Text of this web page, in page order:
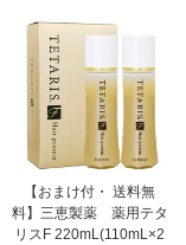
【おまけ付・ 送料無
料】三恵製薬 薬用テタ
リスF 220mL(110mL×2